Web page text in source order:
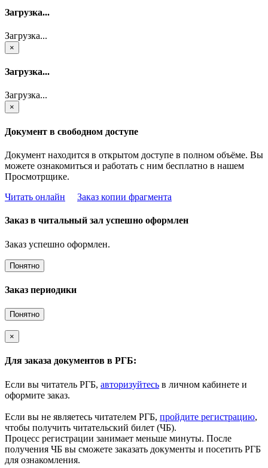
Загрузка...
Загрузка...
×
Загрузка...
Загрузка...
×
Документ в свободном доступе
Документ находится в открытом доступе в полном объёме. Вы
можете ознакомиться и работать с ним бесплатно в нашем
Просмотрщике.
Читать онлайн
Заказ копии фрагмента
Заказ в читальный зал успешно оформлен
Заказ успешно оформлен.
Понятно
Заказ периодики
Понятно
×
Для заказа документов в РГБ:
Если вы читатель РГБ, авторизуйтесь в личном кабинете и
оформите заказ.
Если вы не являетесь читателем РГБ, пройдите регистрацию,
чтобы получить читательский билет (ЧБ).
Процесс регистрации занимает меньше минуты. После
получения ЧБ вы сможете заказать документы и посетить РГБ
для ознакомления.